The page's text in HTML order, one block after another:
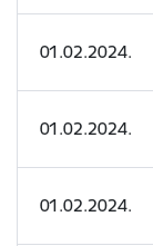
01.02.2024.
01.02.2024.
01.02.2024.